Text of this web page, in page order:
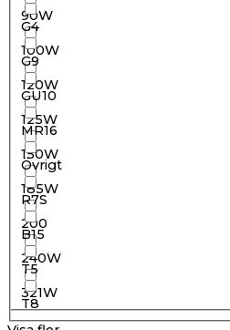
90W
100W
120W
125W
150W
185W
200
240W
321W
G4
G9
GU10
MR16
Övrigt
R7S
B15
T5
T8